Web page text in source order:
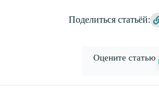
Поделиться статьёй:
Оцените статью